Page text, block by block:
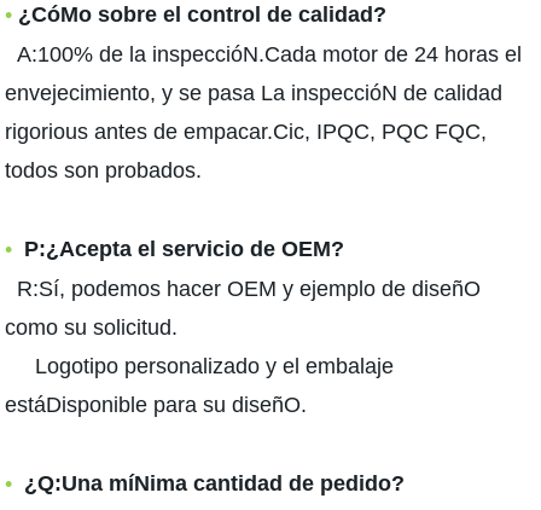
• ¿CóMo sobre el control de calidad?
A:100% de la inspeccióN.Cada motor de 24 horas el
envejecimiento, y se pasa La inspeccióN de calidad
rigorious antes de empacar.Cic, IPQC, PQC FQC,
todos son probados.
• P:¿Acepta el servicio de OEM?
R:Sí, podemos hacer OEM y ejemplo de diseñO
como su solicitud.
Logotipo personalizado y el embalaje
estáDisponible para su diseñO.
• ¿Q:Una míNima cantidad de pedido?